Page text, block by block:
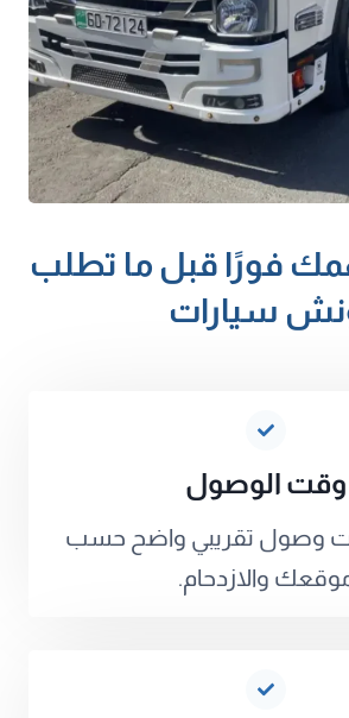
فورًا قبل ما تطلب
سيارات
وقت الوصول
وصول تقريبي واضح حسب
والازدحام.